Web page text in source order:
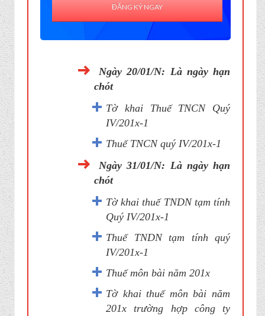
ĐĂNG KÝ NGAY
Ngày 20/01/N: Là ngày hạn
chót
Tờ khai Thuế TNCN Quý
IV/201x-1
Thuế TNCN quý IV/201x-1
Ngày 31/01/N: Là ngày hạn
chót
Tờ khai thuế TNDN tạm tính
Quý IV/201x-1
Thuế TNDN tạm tính quý
IV/201x-1
Thuế môn bài năm 201x
Tờ khai thuế môn bài năm
201x trường hợp công ty